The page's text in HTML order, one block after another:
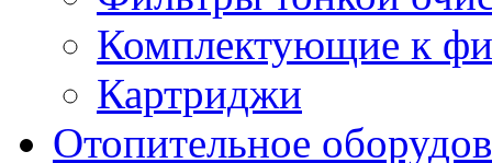
Комплектующие к
Картриджи
Отопительное